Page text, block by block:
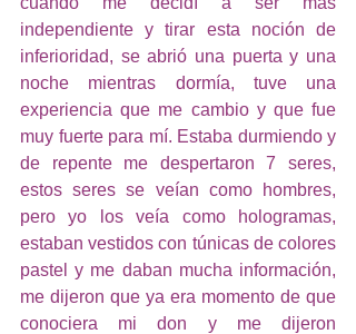
independiente y tirar esta noción de
inferioridad, se abrió una puerta y una
noche mientras dormía, tuve una
experiencia que me cambio y que fue
muy fuerte para mí. Estaba durmiendo y
de repente me despertaron 7 seres,
estos seres se veían como hombres,
pero yo los veía como hologramas,
estaban vestidos con túnicas de colores
pastel y me daban mucha información,
me dijeron que ya era momento de que
conociera mi don y me dijeron